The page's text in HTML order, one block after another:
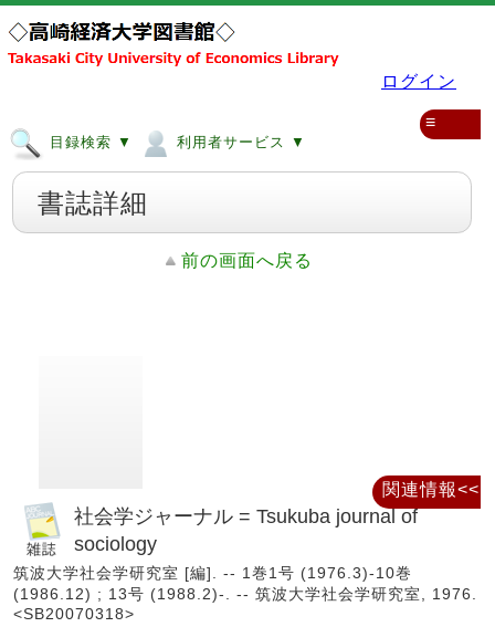
ログイン
目録検索 ▼ 利用者サービス ▼
≡
書誌詳細
前の画面へ戻る
社会学ジャーナル = Tsukuba journal of
sociology
筑波大学社会学研究室 [編]. -- 1巻1号 (1976.3)-10巻
(1986.12) ; 13号 (1988.2)-. -- 筑波大学社会学研究室, 1976.
<SB20070318>
関連情報<<